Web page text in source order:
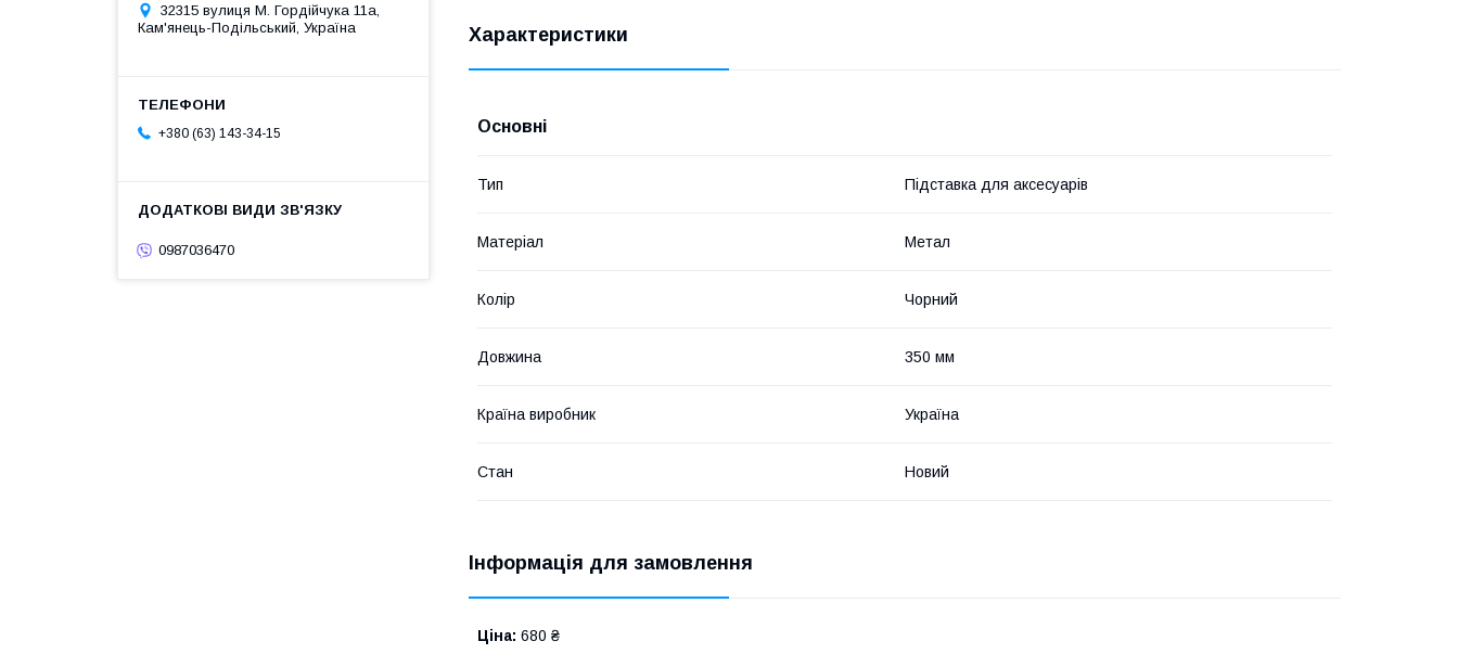
Характеристики
Основні
Тип Підставка для аксесуарів
Матеріал Метал
Колір Чорний
Довжина 350 мм
Країна виробник Україна
Стан Новий
Інформація для замовлення
Ціна: 680 ₴
32315 вулиця М. Гордійчука 11а,
Кам'янець-Подільський, Україна
+380 (63) 143-34-15
0987036470